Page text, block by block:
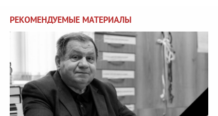
РЕКОМЕНДУЕМЫЕ МАТЕРИАЛЫ